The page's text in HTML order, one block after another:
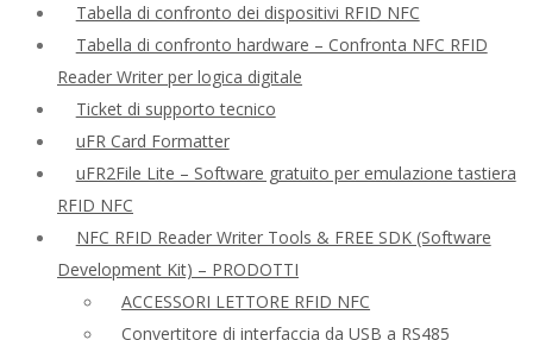
Tabella di confronto dei dispositivi RFID NFC
Tabella di confronto hardware – Confronta NFC RFID
Reader Writer per logica digitale
Ticket di supporto tecnico
uFR Card Formatter
uFR2File Lite – Software gratuito per emulazione tastiera
RFID NFC
NFC RFID Reader Writer Tools & FREE SDK (Software
Development Kit) – PRODOTTI
ACCESSORI LETTORE RFID NFC
Convertitore di interfaccia da USB a RS485